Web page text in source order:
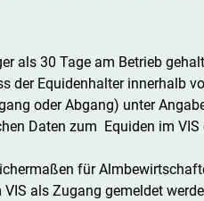
als 30 Tage am Betrieb
der Equidenhalter innerhalb
oder Abgang) unter
Daten zum Equiden im VIS
für
als Zugang gemeldet